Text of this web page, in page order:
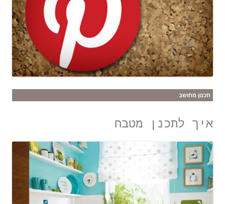
תכנון מחושב
איך לתכנן מטבח